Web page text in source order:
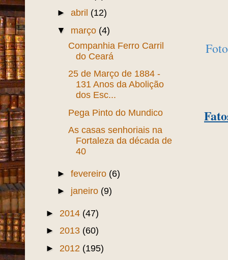
► abril (12)
▼ março (4)
Companhia Ferro Carril
do Ceará
25 de Março de 1884 -
131 Anos da Abolição
dos Esc...
Pega Pinto do Mundico
As casas senhoriais na
Fortaleza da década de
40
► fevereiro (6)
► janeiro (9)
► 2014 (47)
► 2013 (60)
► 2012 (195)